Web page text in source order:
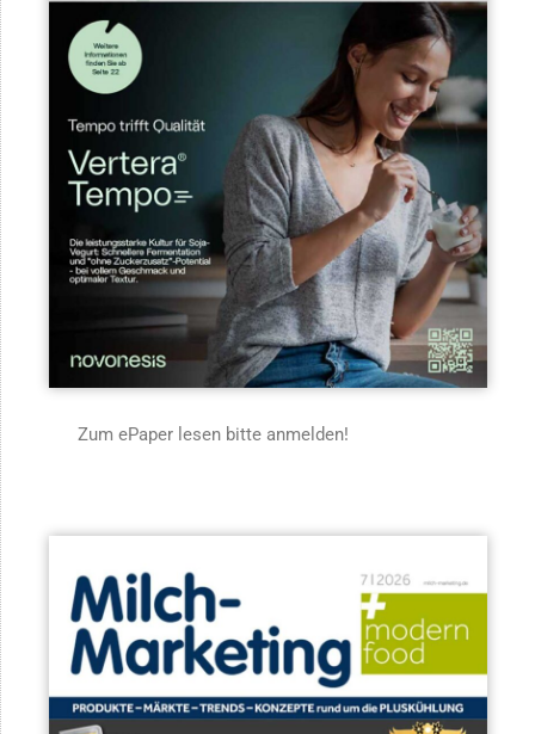
Zum ePaper lesen bitte anmelden!